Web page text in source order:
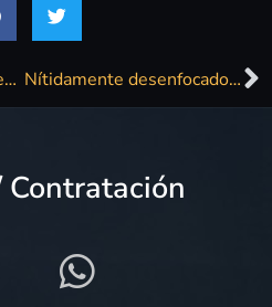
Gordo Master & Little Pepe, también en «321 días en Michigan» Nítidamente desenfocados: 1) Daniel Casares
Contratación